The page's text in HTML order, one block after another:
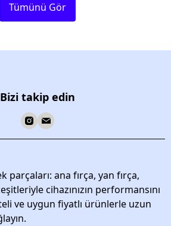
Tümünü Gör
Bizi takip edin
parçaları: ana fırça, yan fırça,
cihazınızın performansını
ve uygun fiyatlı ürünlerle uzun